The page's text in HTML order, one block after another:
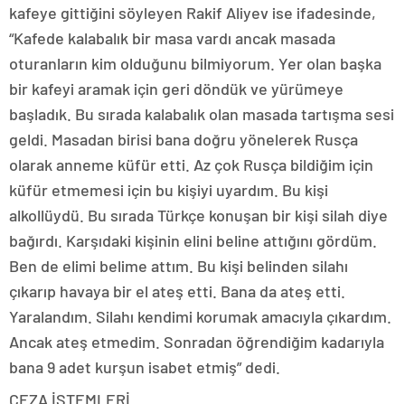
kafeye gittiğini söyleyen Rakif Aliyev ise ifadesinde,
“Kafede kalabalık bir masa vardı ancak masada
oturanların kim olduğunu bilmiyorum. Yer olan başka
bir kafeyi aramak için geri döndük ve yürümeye
başladık. Bu sırada kalabalık olan masada tartışma sesi
geldi. Masadan birisi bana doğru yönelerek Rusça
olarak anneme küfür etti. Az çok Rusça bildiğim için
küfür etmemesi için bu kişiyi uyardım. Bu kişi
alkollüydü. Bu sırada Türkçe konuşan bir kişi silah diye
bağırdı. Karşıdaki kişinin elini beline attığını gördüm.
Ben de elimi belime attım. Bu kişi belinden silahı
çıkarıp havaya bir el ateş etti. Bana da ateş etti.
Yaralandım. Silahı kendimi korumak amacıyla çıkardım.
Ancak ateş etmedim. Sonradan öğrendiğim kadarıyla
bana 9 adet kurşun isabet etmiş” dedi.
CEZA İSTEMLERİ